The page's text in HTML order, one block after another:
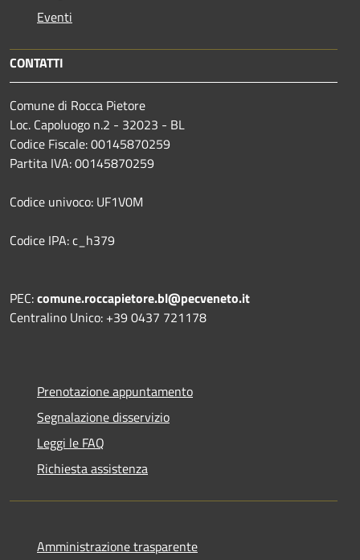
Eventi
CONTATTI
Comune di Rocca Pietore
Loc. Capoluogo n.2 - 32023 - BL
Codice Fiscale: 00145870259
Partita IVA: 00145870259
Codice univoco: UF1V0M
Codice IPA: c_h379
PEC:comune.roccapietore.bl@pecveneto.it
Centralino Unico: +39 0437 721178
Prenotazione appuntamento
Segnalazione disservizio
Leggi le FAQ
Richiesta assistenza
Amministrazione trasparente